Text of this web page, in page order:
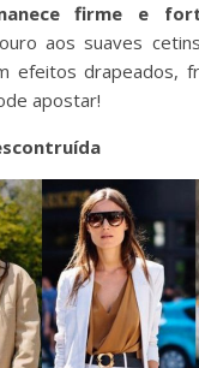
firme e
aos suaves
efeitos drapeados,
apostar!